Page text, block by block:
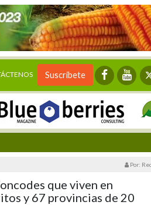
Suscríbete
Por:
que viven en
y 67 provincias de 20